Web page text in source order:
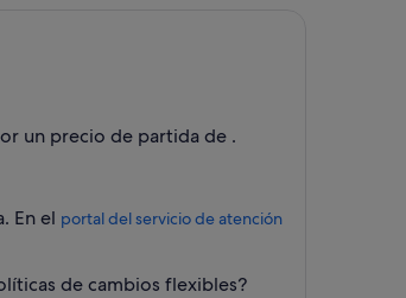
un precio de partida de .
En el portal del servicio de atención
de cambios flexibles?